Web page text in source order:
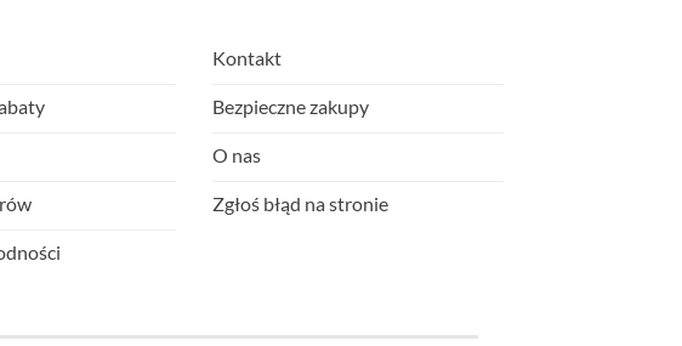
Kontakt
Bezpieczne zakupy
O nas
Zgłoś błąd na stronie